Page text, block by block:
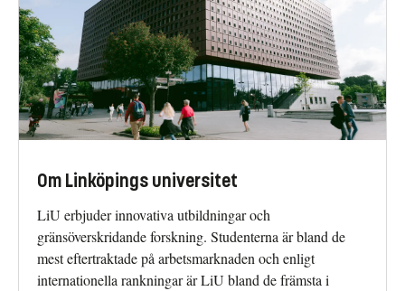
Om Linköpings universitet
LiU erbjuder innovativa utbildningar och
gränsöverskridande forskning. Studenterna är bland de
mest eftertraktade på arbetsmarknaden och enligt
internationella rankningar är LiU bland de främsta i